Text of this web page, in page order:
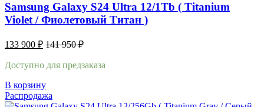
Samsung Galaxy S24 Ultra 12/1Tb ( Titanium
Violet / Фиолетовый Титан )
133 900 ₽ 141 950₽
Доступно для предзаказа
В корзину
Распродажа